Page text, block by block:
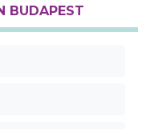
BUDAPEST